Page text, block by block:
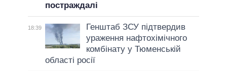
постраждалі
18:39
Генштаб ЗСУ підтвердив
ураження нафтохімічного
комбінату у Тюменській
області росії